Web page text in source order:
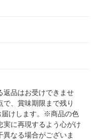
返品はお受けできませ
、賞味期限まで残り
届けします。※商品の色
実に再現するよう心がけ
異なる場合がございま